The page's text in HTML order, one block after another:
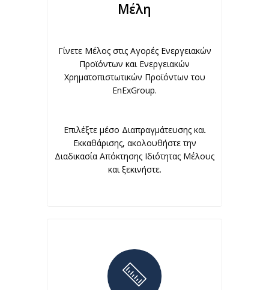
Μέλη
Γίνετε Μέλος στις Αγορές Ενεργειακών
Προϊόντων και Ενεργειακών
Χρηματοπιστωτικών Προϊόντων του
EnExGroup.
Επιλέξτε μέσο Διαπραγμάτευσης και
Εκκαθάρισης, ακολουθήστε την
Διαδικασία Απόκτησης Ιδιότητας Μέλους
και ξεκινήστε.